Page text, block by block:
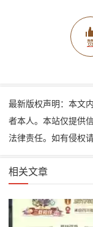
最新版权声明：本文
者本人。本站仅提供
法律责任。如有侵权
相关文章